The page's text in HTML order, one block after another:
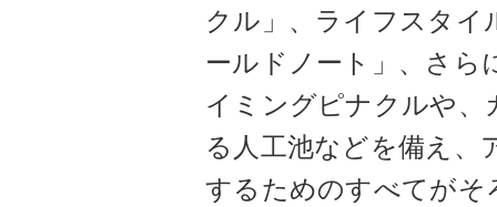
クル」、ライフスタ
ールドノート」、さら
イミングピナクルや、
る人工池などを備え、
するためのすべてがそ